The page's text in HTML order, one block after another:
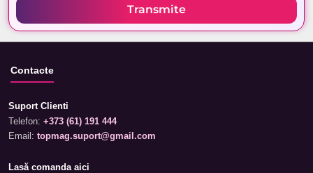
Transmite
Contacte
Suport Clienti
Telefon: +373 (61) 191 444
Email: topmag.suport@gmail.com
Lasă comanda aici